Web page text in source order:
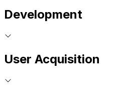
Development
User Acquisition